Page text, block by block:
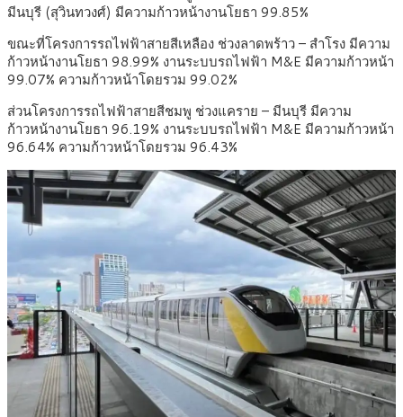
มีนบุรี (สุวินทวงศ์) มีความก้าวหน้างานโยธา 99.85%
ขณะที่โครงการรถไฟฟ้าสายสีเหลือง ช่วงลาดพร้าว – สำโรง มีความ
ก้าวหน้างานโยธา 98.99% งานระบบรถไฟฟ้า M&E มีความก้าวหน้า
99.07% ความก้าวหน้าโดยรวม 99.02%
ส่วนโครงการรถไฟฟ้าสายสีชมพู ช่วงแคราย – มีนบุรี มีความ
ก้าวหน้างานโยธา 96.19% งานระบบรถไฟฟ้า M&E มีความก้าวหน้า
96.64% ความก้าวหน้าโดยรวม 96.43%